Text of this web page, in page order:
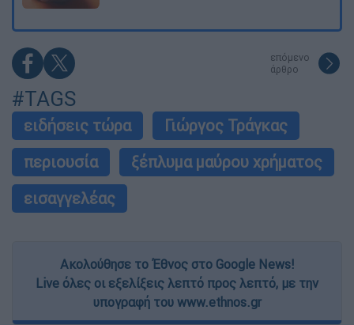
επόμενο
άρθρο
#TAGS
ειδήσεις τώρα
Γιώργος Τράγκας
περιουσία
ξέπλυμα μαύρου χρήματος
εισαγγελέας
Ακολούθησε το Έθνος στο Google News!
Live όλες οι εξελίξεις λεπτό προς λεπτό, με την
υπογραφή του www.ethnos.gr